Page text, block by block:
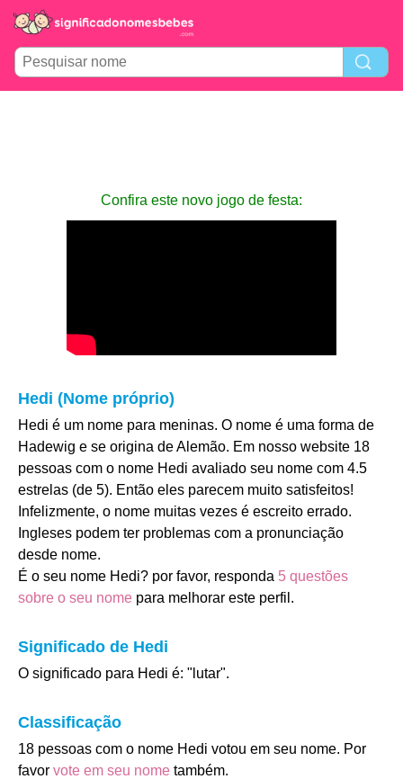
Confira este novo jogo de festa:
Hedi (Nome próprio)
Hedi é um nome para meninas. O nome é uma forma de
Hadewig e se origina de Alemão. Em nosso website 18
pessoas com o nome Hedi avaliado seu nome com 4.5
estrelas (de 5). Então eles parecem muito satisfeitos!
Infelizmente, o nome muitas vezes é escreito errado.
Ingleses podem ter problemas com a pronunciação
desde nome.
É o seu nome Hedi? por favor, responda 5 questões
sobre o seu nome para melhorar este perfil.
Significado de Hedi
O significado para Hedi é: "lutar".
Classificação
18 pessoas com o nome Hedi votou em seu nome. Por
favor vote em seu nome também.